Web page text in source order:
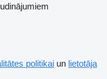
politikai un lietotāja